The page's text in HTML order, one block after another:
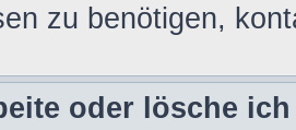
zu benötigen,
oder lösche